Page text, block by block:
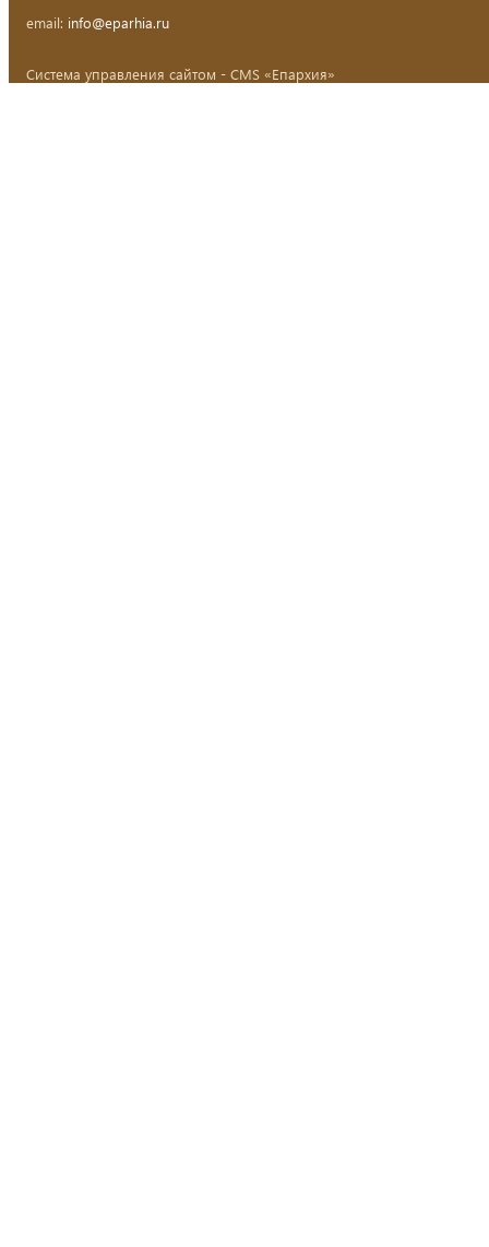
email: info@eparhia.ru
Система управления сайтом - CMS «Епархия»